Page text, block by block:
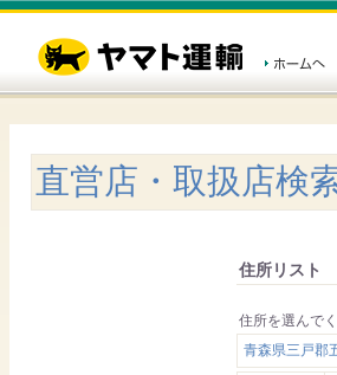
直営店・取扱店検
住所リスト
住所を選んで
青森県三戸郡